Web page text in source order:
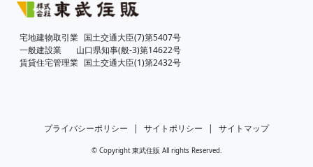
宅地建物取引業 国土交通大臣(7)第5407号
一般建設業
山口県知事(般-3)第14622号
賃貸住宅管理業 国土交通大臣(1)第2432号
プライバシーポリシー | サイトポリシー | サイトマップ
© Copyright 東武住販 All rights Reserved.